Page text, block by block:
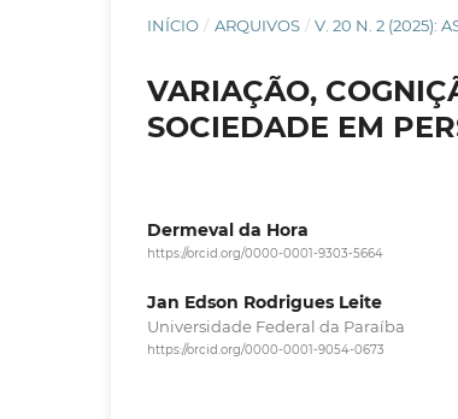
INÍCIO / ARQUIVOS / V. 20 N. 2 (2025):
VARIAÇÃO,
SOCIEDADE EM
Dermeval da Hora
https://orcid.org/0000-0001-9303-5664
Jan Edson Rodrigues Leite
Universidade Federal da Paraíba
https://orcid.org/0000-0001-9054-0673